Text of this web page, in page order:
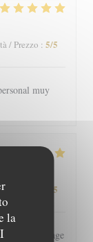
la
/ Prezzo : 5/5
muy
/ Prezzo /5
Dommage